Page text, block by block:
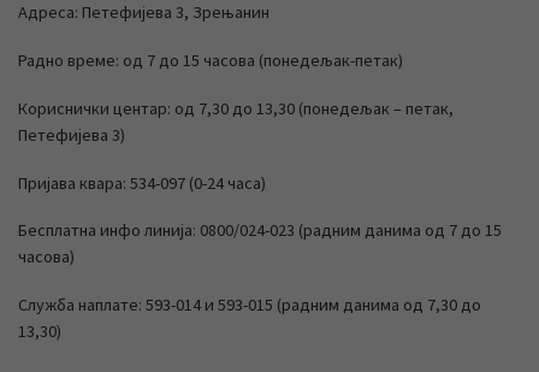
Адреса: Петефијева 3, Зрењанин
Радно време: од 7 до 15 часова (понедељак-петак)
Кориснички центар: од 7,30 до 13,30 (понедељак – петак,
Петефијева 3)
Пријава квара: 534-097 (0-24 часа)
Бесплатна инфо линија: 0800/024-023 (радним данима од 7 до 15
часова)
Служба наплате: 593-014 и 593-015 (радним данима од 7,30 до
13,30)